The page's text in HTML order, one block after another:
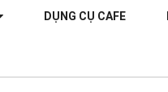
DỤNG CỤ CAFE